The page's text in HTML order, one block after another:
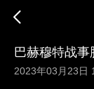
巴赫穆特战
2023年03月23日